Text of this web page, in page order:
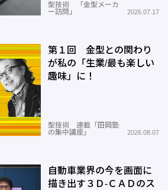
型技術 「金型メーカ
ー訪問」
2026.07.17
第１回 金型との関わり
が私の「生業/最も楽しい
趣味」に！
型技術 連載「田岡塾
の集中講座」
2026.08.07
自動車業界の今を画面に
描き出す３Ｄ-ＣＡＤのス